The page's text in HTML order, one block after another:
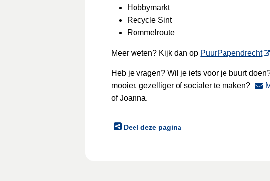
Hobbymarkt
Recycle Sint
Rommelroute
Meer weten? Kijk dan op PuurPapendrecht
Heb je vragen? Wil je iets voor je buurt
mooier, gezelliger of socialer te maken?
of Joanna.
Deel deze pagina